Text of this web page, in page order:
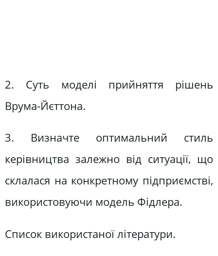
2. Суть моделі прийняття рішень
Врума-Йєттона.
3. Визначте оптимальний стиль
керівництва залежно від ситуації, що
склалася на конкретному підприємстві,
використовуючи модель Фідлера.
Список використаної літератури.